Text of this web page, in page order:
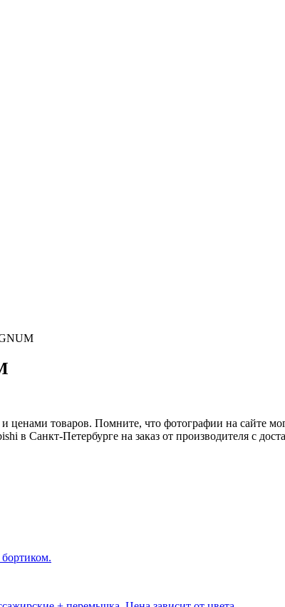
товаров. Помните, что фотографии на сайте
Санкт-Петербурге на заказ от производителя с